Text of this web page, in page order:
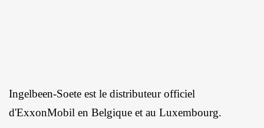
Ingelbeen-Soete est le distributeur officiel
d'ExxonMobil en Belgique et au Luxembourg.